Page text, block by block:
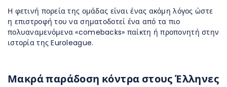
Η φετινή πορεία της ομάδας είναι ένας ακόμη λόγος ώστε
η επιστροφή του να σηματοδοτεί ένα από τα πιο
πολυαναμενόμενα «comebacks» παίκτη ή προπονητή στην
ιστορία της Euroleague.
Μακρά παράδοση κόντρα στους Έλληνες